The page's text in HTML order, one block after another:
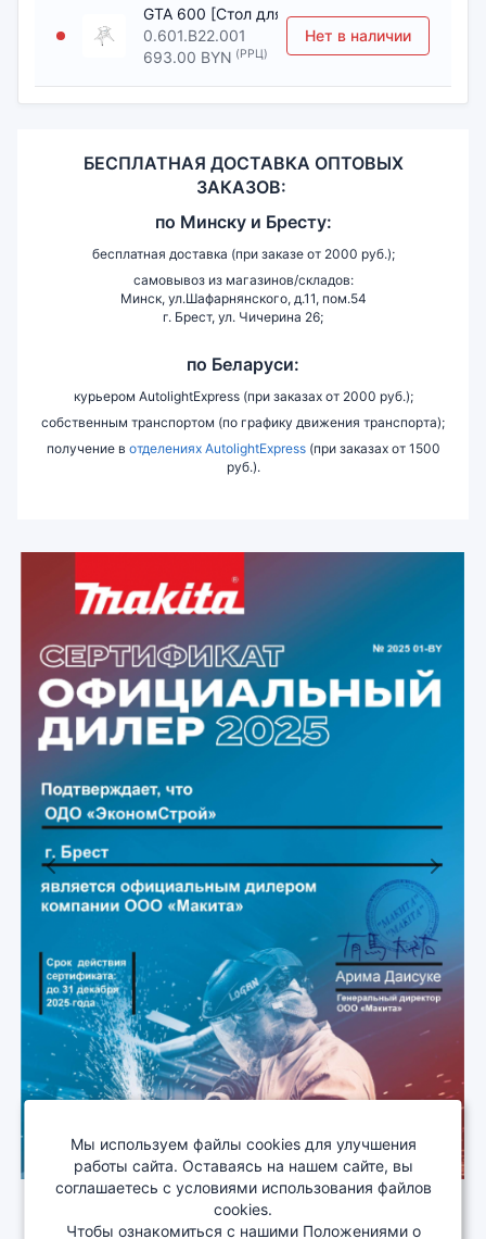
GTA 600 [Стол для торцовочных пил BOSCH]
0.601.B22.001
693.00 BYN (РРЦ)
Нет в наличии
БЕСПЛАТНАЯ ДОСТАВКА ОПТОВЫХ
ЗАКАЗОВ:
по Минску и Бресту:
бесплатная доставка (при заказе от 2000 руб.);
самовывоз из магазинов/складов:
Минск, ул.Шафарнянского, д.11, пом.54
г. Брест, ул. Чичерина 26;
по Беларуси:
курьером AutolightExpress (при заказах от 2000 руб.);
собственным транспортом (по графику движения транспорта);
получение в отделениях AutolightExpress(при заказах от 1500
руб.).
Previous Next
Мы используем файлы cookies для улучшения
работы сайта. Оставаясь на нашем сайте, вы
соглашаетесь с условиями использования файлов
cookies.
Чтобы ознакомиться с нашими Положениями о